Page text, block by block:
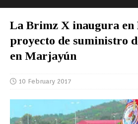
La Brimz X inaugura en
proyecto de suministro
en Marjayún
10 February 2017